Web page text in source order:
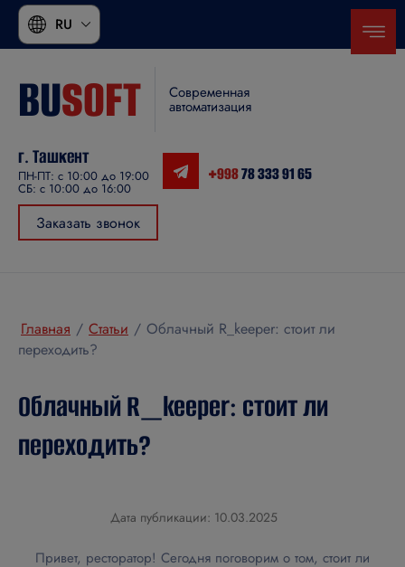
RU
BUSOFT Современная
автоматизация
г. Ташкент
ПН-ПТ: с 10:00 до 19:00
СБ: с 10:00 до 16:00
+99878 333 91 65
Заказать звонок
Главная / Статьи / Облачный R_keeper: стоит ли
переходить?
Облачный R_keeper: стоит ли
переходить?
Дата публикации: 10.03.2025
Привет, ресторатор! Сегодня поговорим о том, стоит ли